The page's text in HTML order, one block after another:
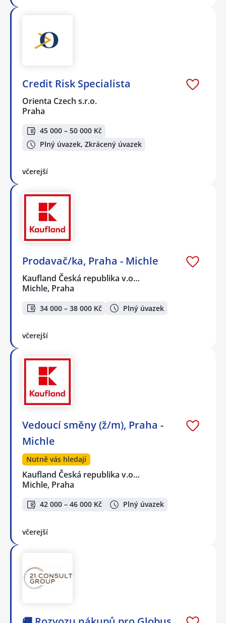
Credit Risk Specialista
Orienta Czech s.r.o.
Praha
45 000 – 50 000 Kč
Plný úvazek, Zkrácený úvazek
včerejší
Prodavač/ka, Praha - Michle
Kaufland Česká republika v.o…
Michle, Praha
34 000 – 38 000 Kč Plný úvazek
včerejší
Vedoucí směny (ž/m), Praha -
Michle
Nutně vás hledají
Kaufland Česká republika v.o…
Michle, Praha
42 000 – 46 000 Kč Plný úvazek
včerejší